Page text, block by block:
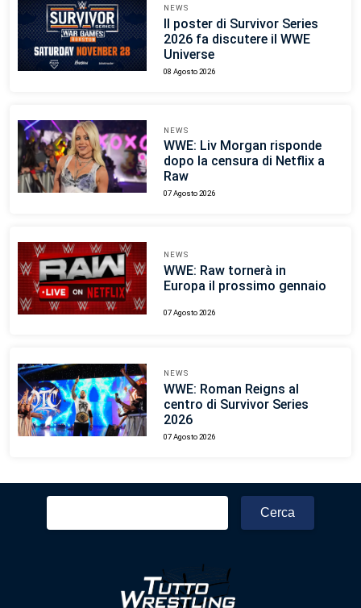
NEWS
Il poster di Survivor Series
2026 fa discutere il WWE
Universe
08 Agosto 2026
NEWS
WWE: Liv Morgan risponde
dopo la censura di Netflix a
Raw
07 Agosto 2026
NEWS
WWE: Raw tornerà in
Europa il prossimo gennaio
07 Agosto 2026
NEWS
WWE: Roman Reigns al
centro di Survivor Series
2026
07 Agosto 2026
Ricerca